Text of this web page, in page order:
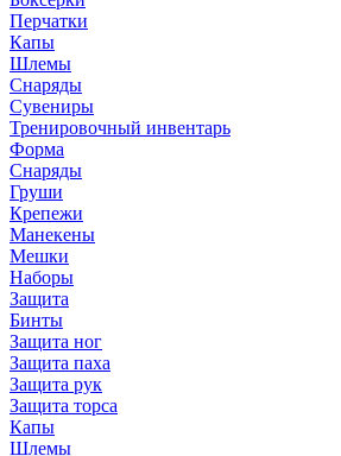
Перчатки
Капы
Шлемы
Снаряды
Сувениры
Тренировочный инвентарь
Форма
Снаряды
Груши
Крепежи
Манекены
Мешки
Наборы
Защита
Бинты
Защита ног
Защита паха
Защита рук
Защита торса
Капы
Шлемы